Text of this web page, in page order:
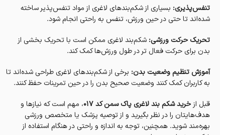
تنفس‌پذیری: بسیاری از شکم‌بندهای لاغری از مواد تنفس‌پذیر ساخته
شده‌اند تا حتی در حین ورزش، تنفس به راحتی انجام شود.
تحریک حرکت ورزشی: شکم‌بند لاغری ممکن است با تحریک بخشی از
بدن برای حرکت فعال تر در طول ورزش‌ها کمک کند.
آموزش تنظیم وضعیت بدن: برخی از شکم‌بندهای لاغری طراحی شده‌اند تا
به کاربران کمک کنند وضعیت صحیح بدن را در حین تمرینات حفظ کنند.
قبل ازخرید شکم بند لاغری پاک سمن کد 017
، مهم است که نیازها و
هدف‌هایتان را در نظر بگیرید و از توصیه پزشک یا متخصص ورزشی
بهره‌مند شوید. همچنین، توجه به اندازه و راحتی در هنگام استفاده از